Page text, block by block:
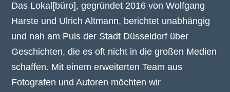
Das Lokal[büro], gegründet 2016 von Wolfgang
Harste und Ulrich Altmann, berichtet unabhängig
und nah am Puls der Stadt Düsseldorf über
Geschichten, die es oft nicht in die großen Medien
schaffen. Mit einem erweiterten Team aus
Fotografen und Autoren möchten wir